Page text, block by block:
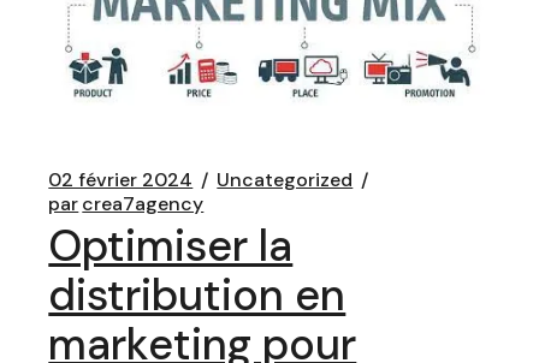
02 février 2024
Uncategorized
parcrea7agency
Optimiser la
distribution en
marketing pour